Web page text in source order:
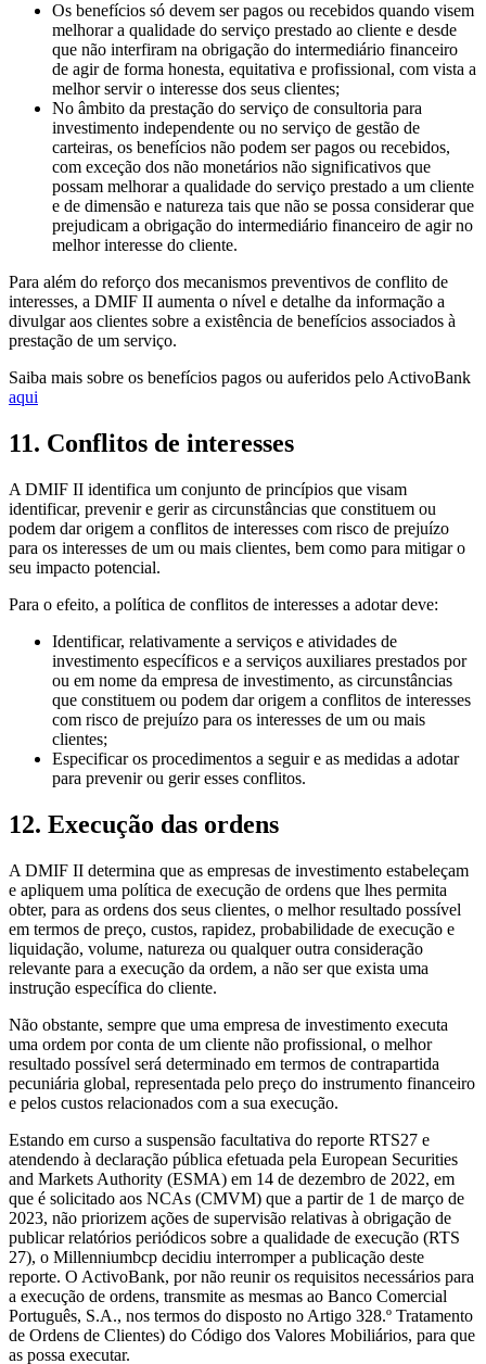
Os benefícios só devem ser pagos ou recebidos quando visem
melhorar a qualidade do serviço prestado ao cliente e desde
que não interfiram na obrigação do intermediário financeiro
de agir de forma honesta, equitativa e profissional, com vista a
melhor servir o interesse dos seus clientes;
No âmbito da prestação do serviço de consultoria para
investimento independente ou no serviço de gestão de
carteiras, os benefícios não podem ser pagos ou recebidos,
com exceção dos não monetários não significativos que
possam melhorar a qualidade do serviço prestado a um cliente
e de dimensão e natureza tais que não se possa considerar que
prejudicam a obrigação do intermediário financeiro de agir no
melhor interesse do cliente.
Para além do reforço dos mecanismos preventivos de conflito de
interesses, a DMIF II aumenta o nível e detalhe da informação a
divulgar aos clientes sobre a existência de benefícios associados à
prestação de um serviço.
Saiba mais sobre os benefícios pagos ou auferidos pelo ActivoBank
aqui
11. Conflitos de interesses
A DMIF II identifica um conjunto de princípios que visam
identificar, prevenir e gerir as circunstâncias que constituem ou
podem dar origem a conflitos de interesses com risco de prejuízo
para os interesses de um ou mais clientes, bem como para mitigar o
seu impacto potencial.
Para o efeito, a política de conflitos de interesses a adotar deve:
Identificar, relativamente a serviços e atividades de
investimento específicos e a serviços auxiliares prestados por
ou em nome da empresa de investimento, as circunstâncias
que constituem ou podem dar origem a conflitos de interesses
com risco de prejuízo para os interesses de um ou mais
clientes;
Especificar os procedimentos a seguir e as medidas a adotar
para prevenir ou gerir esses conflitos.
12. Execução das ordens
A DMIF II determina que as empresas de investimento estabeleçam
e apliquem uma política de execução de ordens que lhes permita
obter, para as ordens dos seus clientes, o melhor resultado possível
em termos de preço, custos, rapidez, probabilidade de execução e
liquidação, volume, natureza ou qualquer outra consideração
relevante para a execução da ordem, a não ser que exista uma
instrução específica do cliente.
Não obstante, sempre que uma empresa de investimento executa
uma ordem por conta de um cliente não profissional, o melhor
resultado possível será determinado em termos de contrapartida
pecuniária global, representada pelo preço do instrumento financeiro
e pelos custos relacionados com a sua execução.
Estando em curso a suspensão facultativa do reporte RTS27 e
atendendo à declaração pública efetuada pela European Securities
and Markets Authority (ESMA) em 14 de dezembro de 2022, em
que é solicitado aos NCAs (CMVM) que a partir de 1 de março de
2023, não priorizem ações de supervisão relativas à obrigação de
publicar relatórios periódicos sobre a qualidade de execução (RTS
27), o Millenniumbcp decidiu interromper a publicação deste
reporte. O ActivoBank, por não reunir os requisitos necessários para
a execução de ordens, transmite as mesmas ao Banco Comercial
Português, S.A., nos termos do disposto no Artigo 328.º Tratamento
de Ordens de Clientes) do Código dos Valores Mobiliários, para que
as possa executar.